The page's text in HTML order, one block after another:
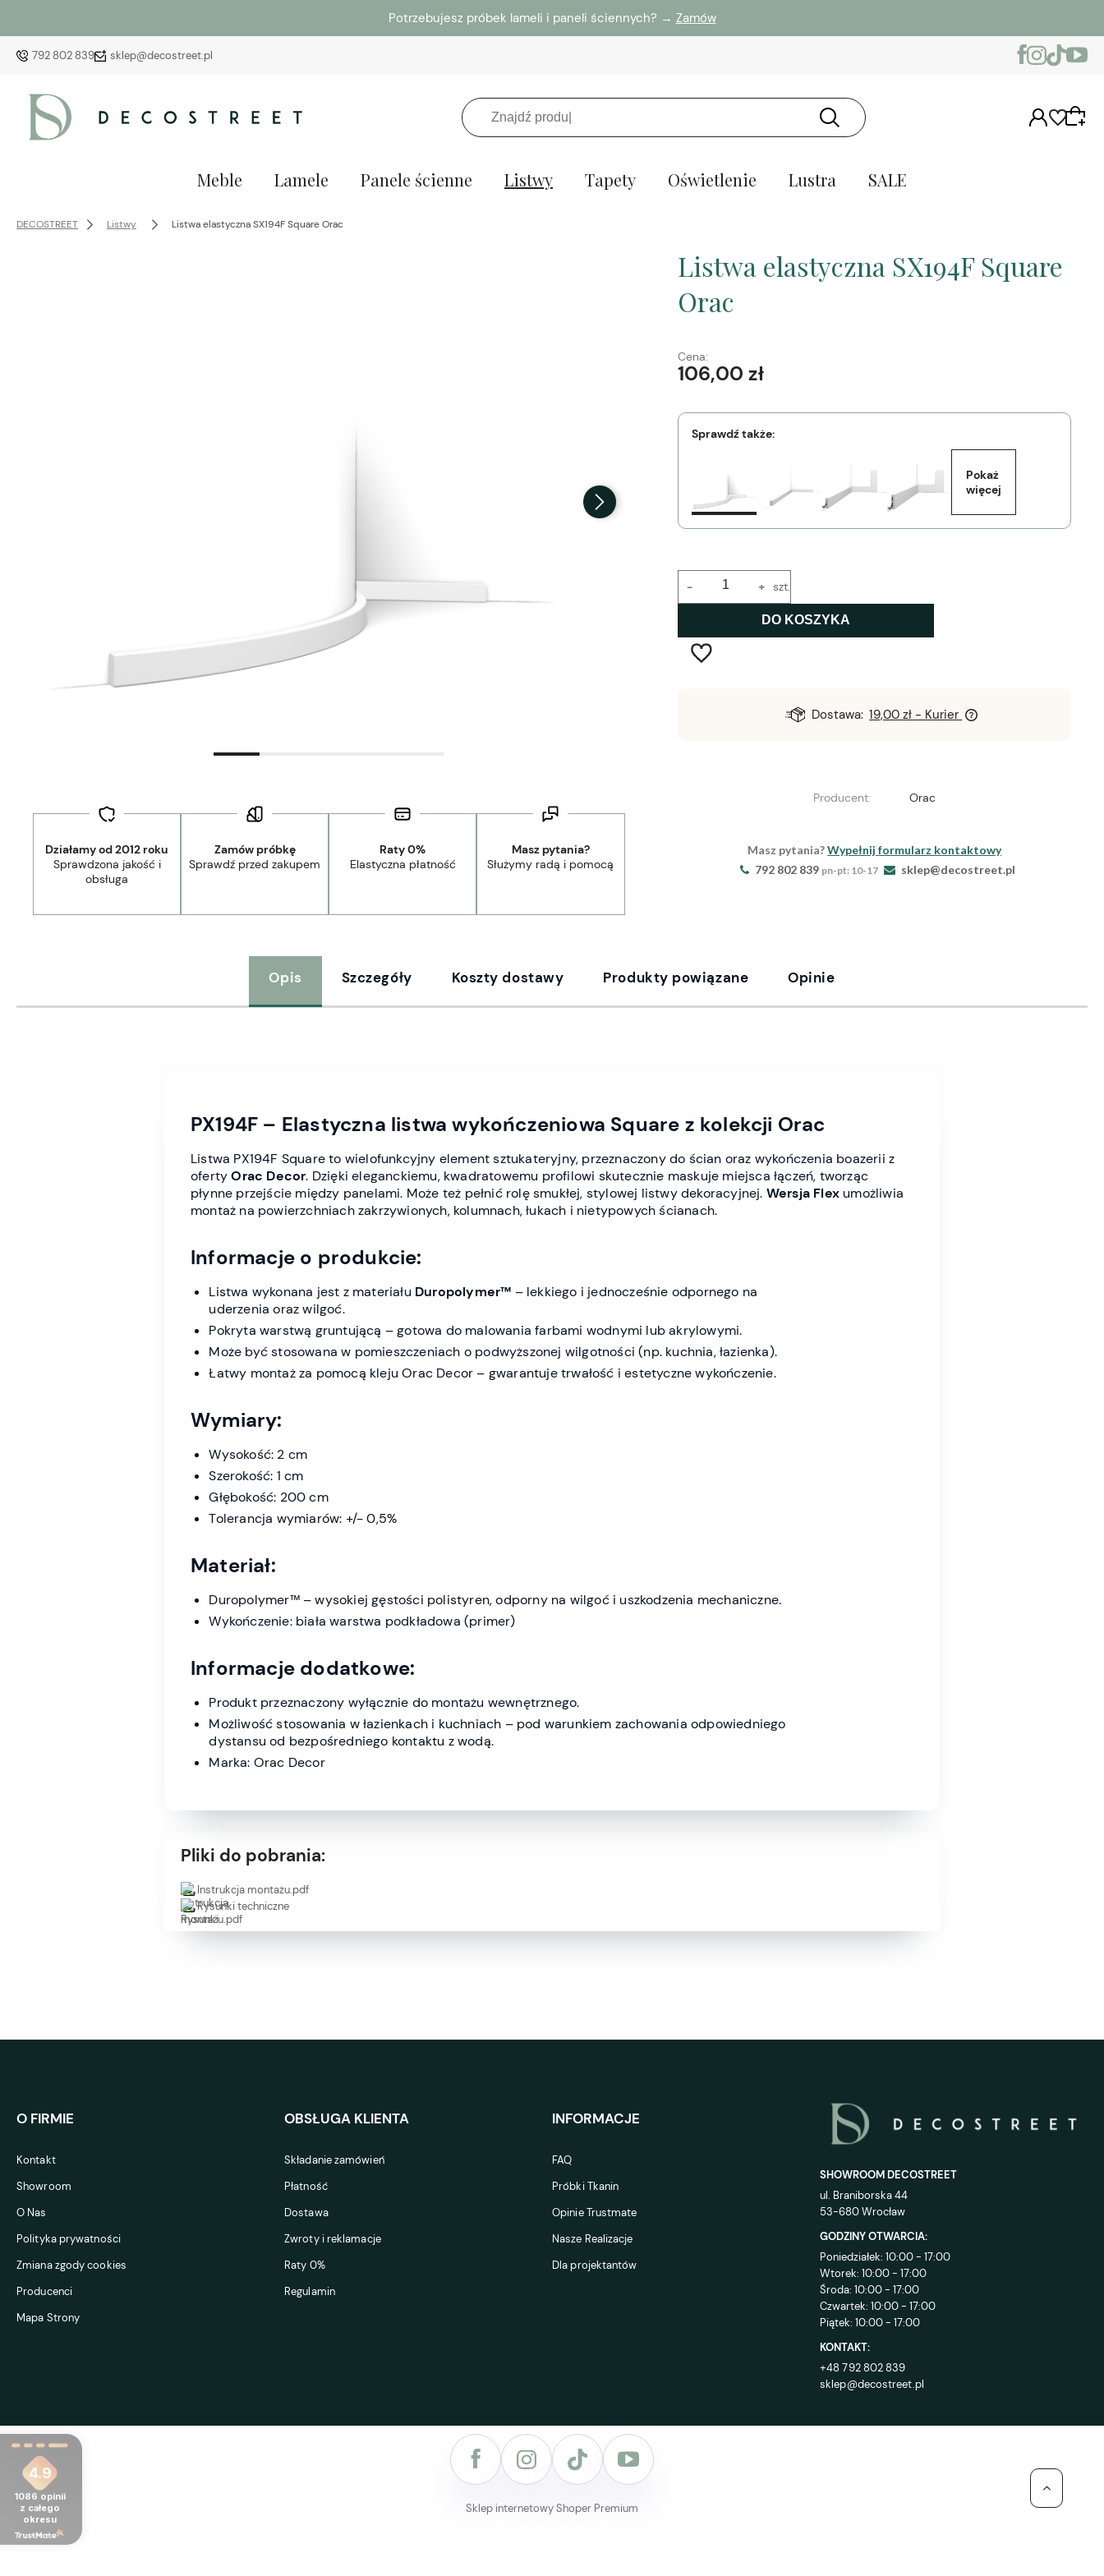
Potrzebujesz próbek lameli i paneli ściennych? → Zamów
792 802 839 sklep@decostreet.pl
Meble Lamele Panele ścienne Listwy Tapety Oświetlenie Lustra SALE
DECOSTREET Listwy Listwa elastyczna SX194F Square Orac
Działamy od 2012 roku
Sprawdzona jakość i
obsługa
Zamów próbkę
Sprawdź przed zakupem
Raty 0%
Elastyczna płatność
Masz pytania?
Służymy radą i pomocą
Listwa elastyczna SX194F Square
Orac
Cena:
106,00 zł
Sprawdź także:
Pokaż
więcej
+
- szt.
DO KOSZYKA
Dostawa: 19,00 zł - Kurier
Producent: Orac
Masz pytania?Wypełnij formularz kontaktowy
792 802 839 pn-pt: 10-17 sklep@decostreet.pl
Opis Szczegóły Koszty dostawy Produkty powiązane Opinie
PX194F – Elastyczna listwa wykończeniowa Square z kolekcji Orac
Listwa PX194F Square to wielofunkcyjny element sztukateryjny, przeznaczony do ścian oraz wykończenia boazerii z
ofertyOrac Decor. Dzięki eleganckiemu, kwadratowemu profilowi skutecznie maskuje miejsca łączeń, tworząc
płynne przejście między panelami. Może też pełnić rolę smukłej, stylowej listwy dekoracyjnej. Wersja Flex umożliwia
montaż na powierzchniach zakrzywionych, kolumnach, łukach i nietypowych ścianach.
Informacje o produkcie:
Listwa wykonana jest z materiału Duropolymer™ – lekkiego i jednocześnie odpornego na
uderzenia oraz wilgoć.
Pokryta warstwą gruntującą – gotowa do malowania farbami wodnymi lub akrylowymi.
Może być stosowana w pomieszczeniach o podwyższonej wilgotności (np. kuchnia, łazienka).
Łatwy montaż za pomocą kleju Orac Decor – gwarantuje trwałość i estetyczne wykończenie.
Wymiary:
Wysokość: 2 cm
Szerokość: 1 cm
Głębokość: 200 cm
Tolerancja wymiarów: +/- 0,5%
Materiał:
Duropolymer™ – wysokiej gęstości polistyren, odporny na wilgoć i uszkodzenia mechaniczne.
Wykończenie: biała warstwa podkładowa (primer)
Informacje dodatkowe:
Produkt przeznaczony wyłącznie do montażu wewnętrznego.
Możliwość stosowania w łazienkach i kuchniach – pod warunkiem zachowania odpowiedniego
dystansu od bezpośredniego kontaktu z wodą.
Marka: Orac Decor
Pliki do pobrania:
Instrukcja montażu.pdf
Rysunki techniczne
O FIRMIE
Kontakt
Showroom
O Nas
Polityka prywatności
Zmiana zgody cookies
Producenci
Mapa Strony
OBSŁUGA KLIENTA
Składanie zamówień
Płatność
Dostawa
Zwroty i reklamacje
Raty 0%
Regulamin
INFORMACJE
FAQ
Próbki Tkanin
Opinie Trustmate
Nasze Realizacje
Dla projektantów
SHOWROOM DECOSTREET
ul. Braniborska 44
53-680 Wrocław
GODZINY OTWARCIA:
Poniedziałek: 10:00 - 17:00
Wtorek: 10:00 - 17:00
Środa: 10:00 - 17:00
Czwartek: 10:00 - 17:00
Piątek: 10:00 - 17:00
KONTAKT:
+48 792 802 839
sklep@decostreet.pl
4.9
1086 opinii
z całego
okresu
Sklep internetowy Shoper Premium